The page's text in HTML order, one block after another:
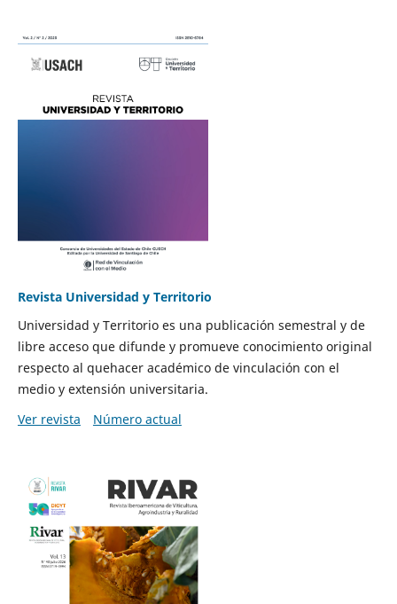
Revista Universidad y Territorio
Universidad y Territorio es una publicación semestral y de
libre acceso que difunde y promueve conocimiento original
respecto al quehacer académico de vinculación con el
medio y extensión universitaria.
Ver revista
Número actual